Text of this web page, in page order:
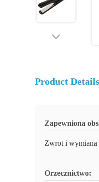
Product Details
Zapewniona
Zwrot i wymiana
Orzecznictwo: